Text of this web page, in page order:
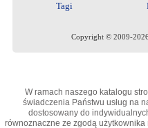
Tagi
Copyright © 2009-
W ramach naszego katalogu
świadczenia Państwu usług na
dostosowany do
równoznaczne ze zgodą